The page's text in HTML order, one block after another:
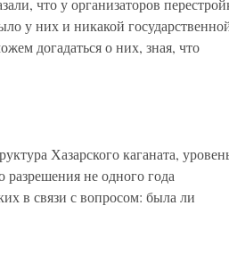
что у организаторов
у них и никакой
догадаться о них, зная, что
Хазарского каганата,
не одного года
в связи с вопросом: была ли